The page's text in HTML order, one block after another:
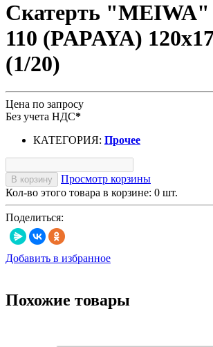
Скатерть "MEIWA"
110 (PAPAYA)
(1/20)
Цена по запросу
Без учета НДС*
КАТЕГОРИЯ: Прочее
В корзину
Просмотр корзины
Кол-во этого товара в корзине: 0 шт.
Поделиться:
Добавить в избранное
Похожие товары